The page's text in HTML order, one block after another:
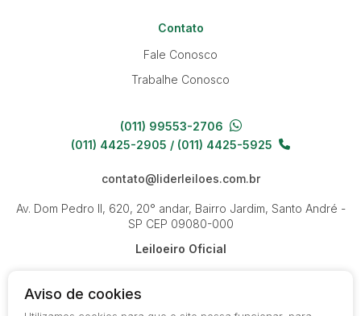
Contato
Fale Conosco
Trabalhe Conosco
(011) 99553-2706
(011) 4425-2905 / (011) 4425-5925
contato@liderleiloes.com.br
Av. Dom Pedro II, 620, 20° andar, Bairro Jardim, Santo André -
SP CEP 09080-000
Leiloeiro Oficial
Aviso de cookies